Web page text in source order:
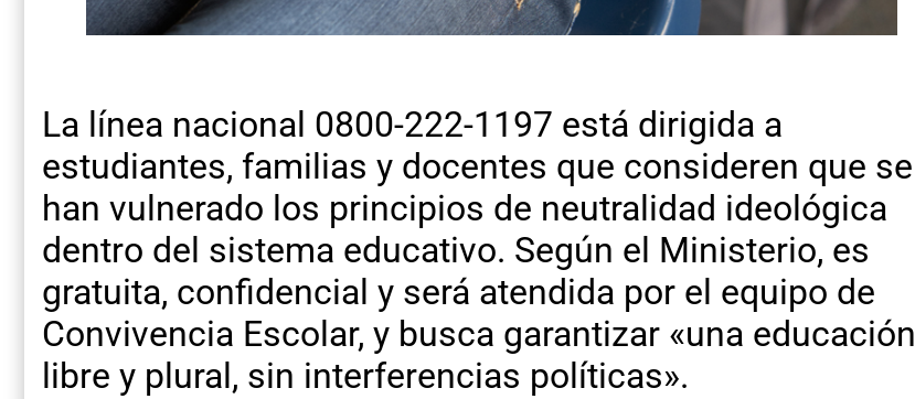
La línea nacional 0800-222-1197 está dirigida a
estudiantes, familias y docentes que consideren que se
han vulnerado los principios de neutralidad ideológica
dentro del sistema educativo. Según el Ministerio, es
gratuita, confidencial y será atendida por el equipo de
Convivencia Escolar, y busca garantizar «una educación
libre y plural, sin interferencias políticas».